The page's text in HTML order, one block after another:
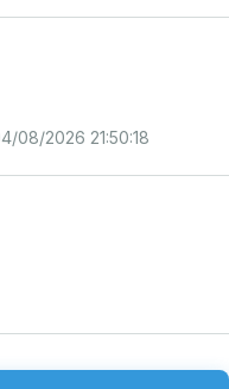
08/2026 21:50:18